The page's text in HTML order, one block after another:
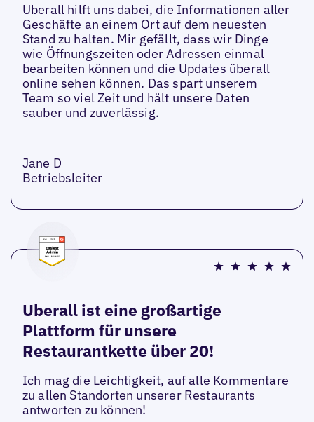
Uberall hilft uns dabei, die Informationen aller
Geschäfte an einem Ort auf dem neuesten
Stand zu halten. Mir gefällt, dass wir Dinge
wie Öffnungszeiten oder Adressen einmal
bearbeiten können und die Updates überall
online sehen können. Das spart unserem
Team so viel Zeit und hält unsere Daten
sauber und zuverlässig.
Jane D
Betriebsleiter
Uberall ist eine großartige
Plattform für unsere
Restaurantkette über 20!
Ich mag die Leichtigkeit, auf alle Kommentare
zu allen Standorten unserer Restaurants
antworten zu können!